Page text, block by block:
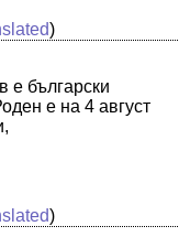
)
е български
е на 4 август
)